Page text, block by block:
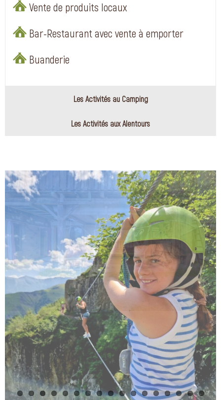
Vente de produits locaux
Bar-Restaurant avec vente à emporter
Buanderie
Les Activités au Camping
Les Activités aux Alentours